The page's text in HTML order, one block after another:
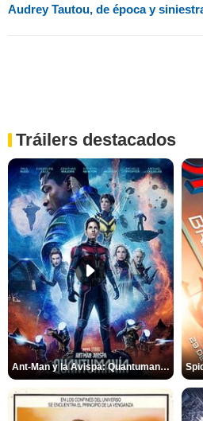
Audrey Tautou, de época y
Tráilers destacados
Ant-Man y la Avispa: Quantumanía Tráiler (2)